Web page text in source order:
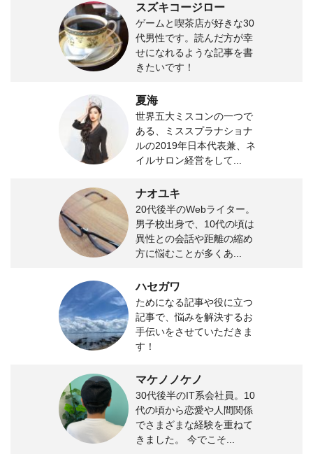
スズキコージロー
ゲームと喫茶店が好きな30
代男性です。読んだ方が幸
せになれるような記事を書
きたいです！
夏海
世界五大ミスコンの一つで
ある、ミススプラナショナ
ルの2019年日本代表兼、ネ
イルサロン経営をして...
ナオユキ
20代後半のWebライター。
男子校出身で、10代の頃は
異性との会話や距離の縮め
方に悩むことが多くあ...
ハセガワ
ためになる記事や役に立つ
記事で、悩みを解決するお
手伝いをさせていただきま
す！
マケノノケノ
30代後半のIT系会社員。10
代の頃から恋愛や人間関係
でさまざまな経験を重ねて
きました。 今でこそ...